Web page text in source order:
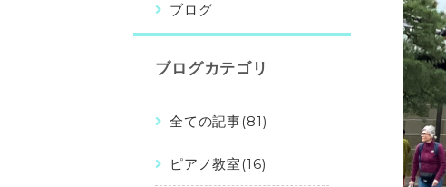
ブログ
ブログカテゴリ
全ての記事(81)
ピアノ教室(16)